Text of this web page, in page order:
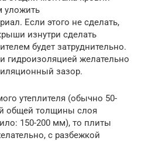
уложить
Если этого не сделать,
изнутри сделать
будет затруднительно.
желательно
зазор.
утеплителя (обычно 50-
общей толщины слоя
150-200 мм), то плиты
с разбежкой